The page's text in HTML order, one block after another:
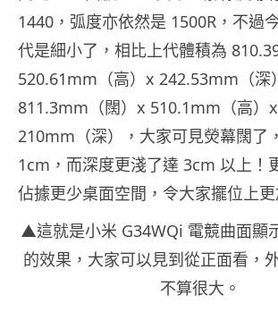
1440，弧度亦依然是 1500R，不過
代是細小了，相比上代體積為
520.61mm（高）x 242.53mm（深
811.3mm（闊）x 510.1mm（高）x
210mm（深），大家可見熒幕闊了
1cm，而深度更淺了達 3cm 以上！
佔據更少桌面空間，令大家擺位上更
▲這就是小米 G34WQi 電競曲面顯
的效果，大家可以見到從正面看，
不算很大。